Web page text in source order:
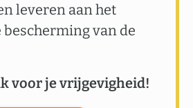
leveren aan het
bescherming van de
voor je vrijgevigheid!